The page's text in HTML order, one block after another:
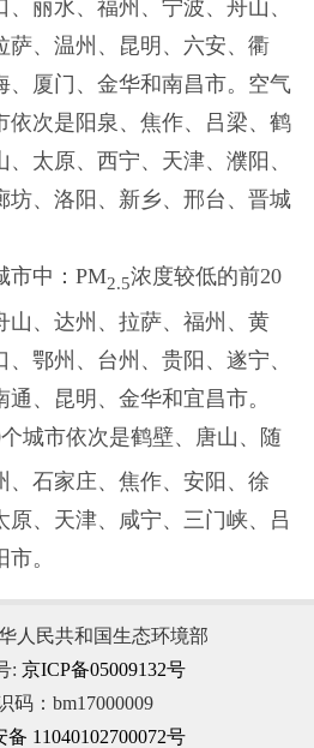
丽水、福州、宁波、舟山、
萨、温州、昆明、六安、衢
、厦门、金华和南昌市。空气
依次是阳泉、焦作、吕梁、鹤
太原、西宁、天津、濮阳、
坊、洛阳、新乡、邢台、晋城
中：PM2.5浓度较低的前20
山、达州、拉萨、福州、黄
鄂州、台州、贵阳、遂宁、
、昆明、金华和宜昌市。
城市依次是鹤壁、唐山、随
、石家庄、焦作、安阳、徐
原、天津、咸宁、三门峡、吕
。
人民共和国生态环境部
: 京ICP备05009132号
码：bm17000009
11040102700072号